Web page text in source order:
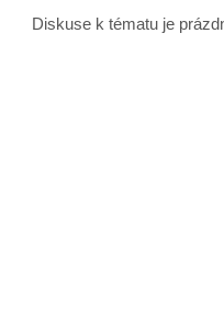
Diskuse k tématu je